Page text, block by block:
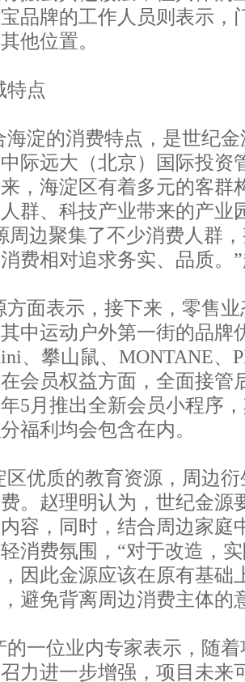
品牌的工作人员则表示，
他位置。
特点
海淀的消费特点，是世纪
际远大（北京）国际投资
，海淀区有着多元的客群
群、科技产业带来的产业
周边聚集了不少消费人群
费相对追求务实、品质。
方面表示，接下来，零售
中运动户外第一街的品牌
、攀山鼠、MONTANE、
会员权益方面，全面接管
5月推出全新会员小程序
福利均会包含在内。
区优质的教育资源，周边
。赵理明认为，世纪金源
容，同时，结合周边家庭
消费氛围，“对于改造，
因此金源应该在原有基础
避免背离周边消费主体的
的一位业内专家表示，随
力进一步增强，项目未来